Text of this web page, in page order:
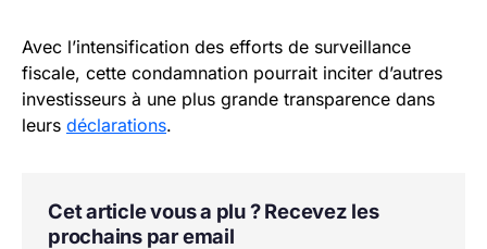
Avec l’intensification des efforts de surveillance
fiscale, cette condamnation pourrait inciter d’autres
investisseurs à une plus grande transparence dans
leurs déclarations.
Cet article vous a plu ? Recevez les
prochains par email